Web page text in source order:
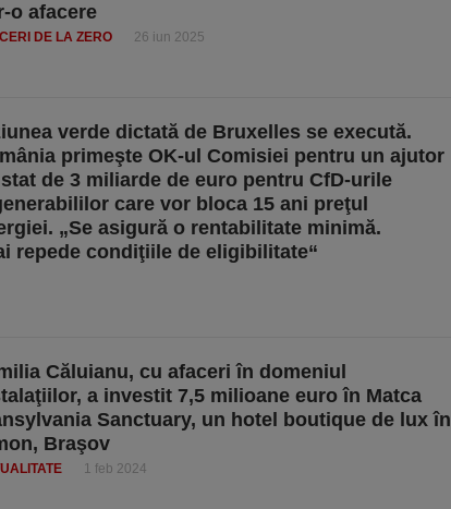
o afacere
DE LA ZERO 26 iun 2025
verde dictată de Bruxelles se execută.
primeşte OK-ul Comisiei pentru un ajutor
de 3 miliarde de euro pentru CfD-urile
care vor bloca 15 ani preţul
„Se asigură o rentabilitate minimă.
repede condiţiile de eligibilitate“
Căluianu, cu afaceri în domeniul
a investit 7,5 milioane euro în Matca
Sanctuary, un hotel boutique de lux în
Braşov
1 feb 2024